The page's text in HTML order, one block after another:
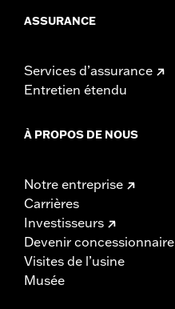
ASSURANCE
Services d’assurance
Entretien étendu
À PROPOS DE NOUS
Notre entreprise
Carrières
Investisseurs
Devenir concessionnaire
Visites de l’usine
Musée